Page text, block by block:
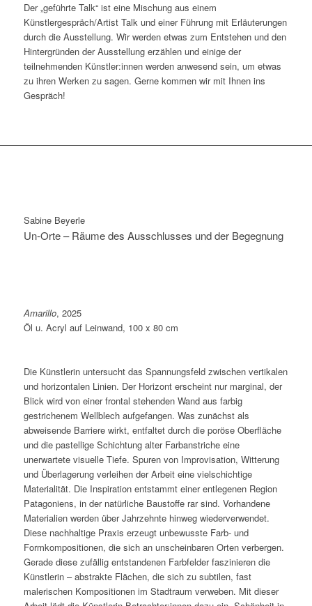
Der „geführte Talk“ ist eine Mischung aus einem
Künstlergespräch/Artist Talk und einer Führung mit Erläuterungen
durch die Ausstellung. Wir werden etwas zum Entstehen und den
Hintergründen der Ausstellung erzählen und einige der
teilnehmenden Künstler:innen werden anwesend sein, um etwas
zu ihren Werken zu sagen. Gerne kommen wir mit Ihnen ins
Gespräch!
Sabine Beyerle
Un-Orte – Räume des Ausschlusses und der Begegnung
Amarillo, 2025
Öl u. Acryl auf Leinwand, 100 x 80 cm
Die Künstlerin untersucht das Spannungsfeld zwischen vertikalen
und horizontalen Linien. Der Horizont erscheint nur marginal, der
Blick wird von einer frontal stehenden Wand aus farbig
gestrichenem Wellblech aufgefangen. Was zunächst als
abweisende Barriere wirkt, entfaltet durch die poröse Oberfläche
und die pastellige Schichtung alter Farbanstriche eine
unerwartete visuelle Tiefe. Spuren von Improvisation, Witterung
und Überlagerung verleihen der Arbeit eine vielschichtige
Materialität. Die Inspiration entstammt einer entlegenen Region
Patagoniens, in der natürliche Baustoffe rar sind. Vorhandene
Materialien werden über Jahrzehnte hinweg wiederverwendet.
Diese nachhaltige Praxis erzeugt unbewusste Farb- und
Formkompositionen, die sich an unscheinbaren Orten verbergen.
Gerade diese zufällig entstandenen Farbfelder faszinieren die
Künstlerin – abstrakte Flächen, die sich zu subtilen, fast
malerischen Kompositionen im Stadtraum verweben. Mit dieser